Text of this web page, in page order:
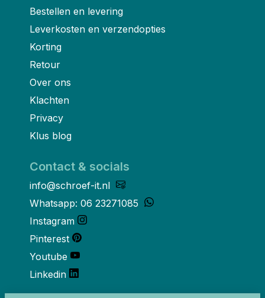
Bestellen en levering
Leverkosten en verzendopties
Korting
Retour
Over ons
Klachten
Privacy
Klus blog
Contact & socials
info@schroef-it.nl
Whatsapp: 06 23271085
Instagram
Pinterest
Youtube
Linkedin